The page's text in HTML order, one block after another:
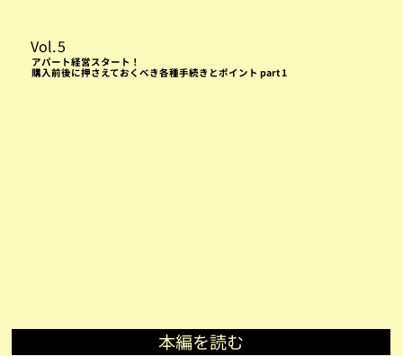
Vol.5
アパート経営スタート！
購入前後に押さえておくべき各種手続きとポイント part 1
本編を読む